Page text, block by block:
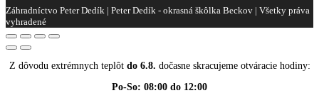
Záhradníctvo Peter Dedík | Peter Dedík - okrasná škôlka Beckov | Všetky práva
vyhradené
Z dôvodu extrémnych teplôt do 6.8. dočasne skracujeme otváracie hodiny:
Po-So: 08:00 do 12:00